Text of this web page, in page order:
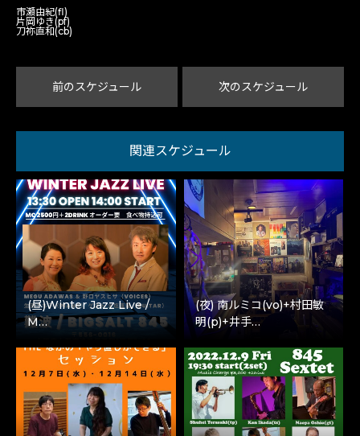
市瀬由紀(fl)
片岡ゆき(pf)
刀祢直和(cb)
前のスケジュール 次のスケジュール
関連スケジュール
(昼)Winter Jazz Live /
M…
(夜) 南ルミコ(vo)+村田敏
明(p)+井手…